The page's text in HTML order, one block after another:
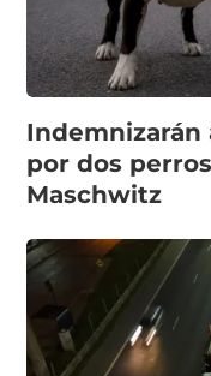
Indemnizarán
por dos
Maschwitz